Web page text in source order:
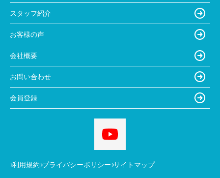
スタッフ紹介
お客様の声
会社概要
お問い合わせ
会員登録
利用規約 プライバシーポリシー サイトマップ